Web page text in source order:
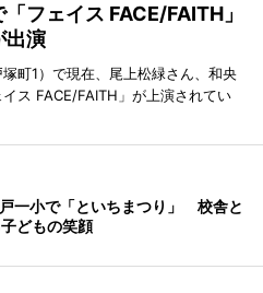
フェイス FACE/FAITH」
出演
町1）で現在、尾上松緑さん、和央
ス FACE/FAITH」が上演されてい
一小で「といちまつり」 校舎と
どもの笑顔